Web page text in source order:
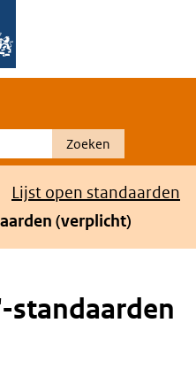
Zoeken
Lijst open standaarden
(verplicht)
standaarden